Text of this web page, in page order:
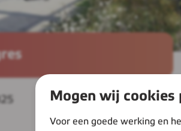
Mogen wij cookies
Voor een goede werking en